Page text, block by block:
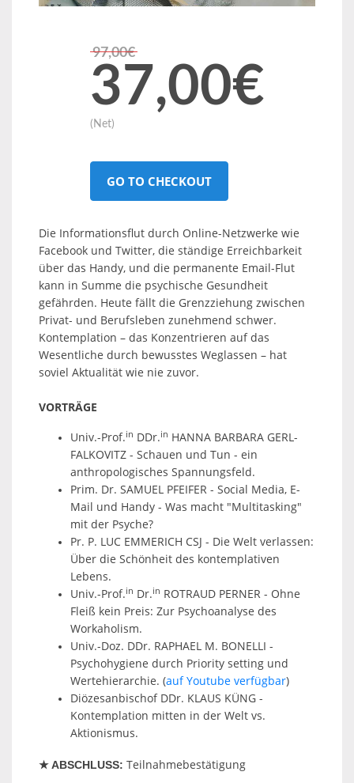
97,00€
37,00€
(Net)
GO TO CHECKOUT
Die Informationsflut durch Online-Netzwerke wie
Facebook und Twitter, die ständige Erreichbarkeit
über das Handy, und die permanente Email-Flut
kann in Summe die psychische Gesundheit
gefährden. Heute fällt die Grenzziehung zwischen
Privat- und Berufsleben zunehmend schwer.
Kontemplation – das Konzentrieren auf das
Wesentliche durch bewusstes Weglassen – hat
soviel Aktualität wie nie zuvor.
VORTRÄGE
Univ.-Prof.in DDr.in HANNA BARBARA GERL-
FALKOVITZ - Schauen und Tun - ein
anthropologisches Spannungsfeld.
Prim. Dr. SAMUEL PFEIFER - Social Media, E-
Mail und Handy - Was macht "Multitasking"
mit der Psyche?
Pr. P. LUC EMMERICH CSJ - Die Welt verlassen:
Über die Schönheit des kontemplativen
Lebens.
Univ.-Prof.in Dr.in ROTRAUD PERNER - Ohne
Fleiß kein Preis: Zur Psychoanalyse des
Workaholism.
Univ.-Doz. DDr. RAPHAEL M. BONELLI -
Psychohygiene durch Priority setting und
Wertehierarchie. (auf Youtube verfügbar)
Diözesanbischof DDr. KLAUS KÜNG -
Kontemplation mitten in der Welt vs.
Aktionismus.
★ ABSCHLUSS: Teilnahmebestätigung